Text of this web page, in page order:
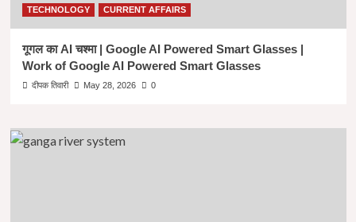
TECHNOLOGY CURRENT AFFAIRS
गूगल का AI चश्मा | Google AI Powered Smart Glasses |
Work of Google AI Powered Smart Glasses
दीपक तिवारी May 28, 2026 0